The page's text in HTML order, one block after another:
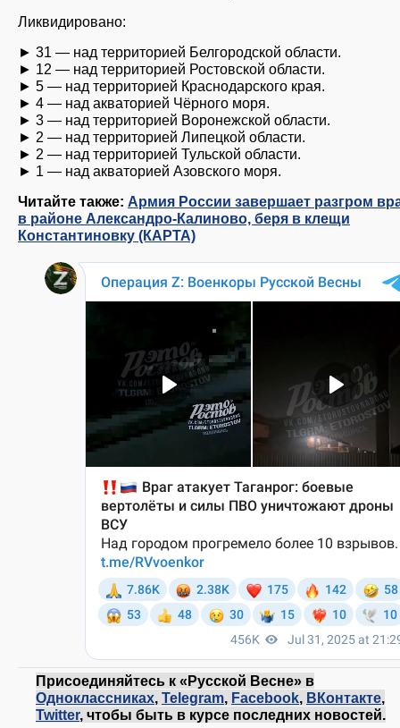
Ликвидировано:
► 31 — над территорией Белгородской области.
► 12 — над территорией Ростовской области.
► 5 — над территорией Краснодарского края.
► 4 — над акваторией Чёрного моря.
► 3 — над территорией Воронежской области.
► 2 — над территорией Липецкой области.
► 2 — над территорией Тульской области.
► 1 — над акваторией Азовского моря.
Читайте также: Армия России завершает разгром
в районе Александро-Калиново, беря в клещи
Константиновку (КАРТА)
Присоединяйтесь к «Русской Весне» в
Одноклассниках, Telegram, Facebook, ВКонтакте,
Twitter, чтобы быть в курсе последних новостей.